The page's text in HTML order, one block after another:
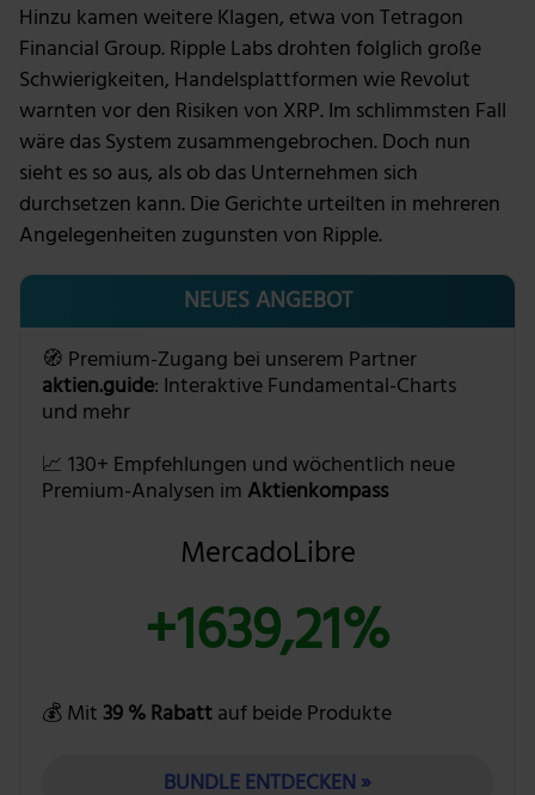
Hinzu kamen weitere Klagen, etwa von Tetragon
Financial Group. Ripple Labs drohten folglich große
Schwierigkeiten, Handelsplattformen wie Revolut
warnten vor den Risiken von XRP. Im schlimmsten Fall
wäre das System zusammengebrochen. Doch nun
sieht es so aus, als ob das Unternehmen sich
durchsetzen kann. Die Gerichte urteilten in mehreren
Angelegenheiten zugunsten von Ripple.
NEUES ANGEBOT
🧭 Premium-Zugang bei unserem Partner
aktien.guide: Interaktive Fundamental-Charts
und mehr
📈 130+ Empfehlungen und wöchentlich neue
Premium-Analysen im Aktienkompass
MercadoLibre
+1639,21%
💰 Mit 39 % Rabattauf beide Produkte
BUNDLE ENTDECKEN »